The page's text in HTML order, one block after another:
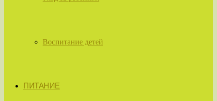
Воспитание детей
ПИТАНИЕ